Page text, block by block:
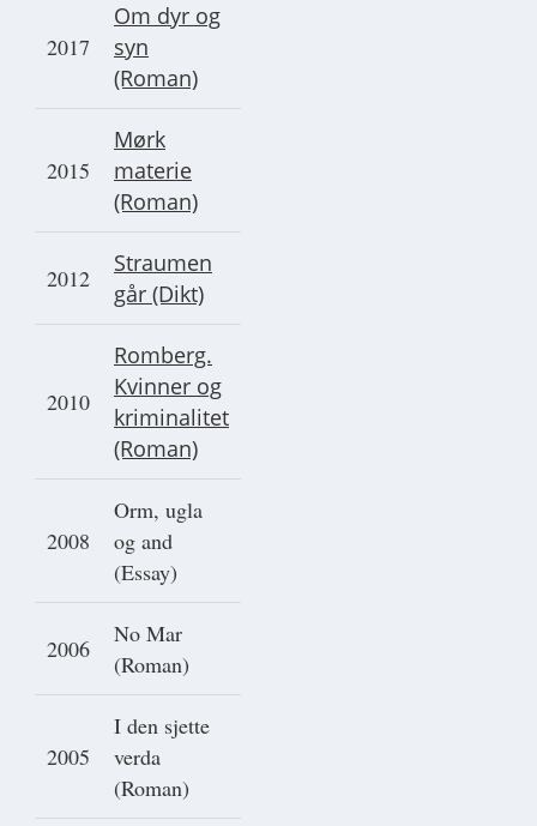
2017
Om dyr og
syn
(Roman)
2015
Mørk
materie
(Roman)
2012
Straumen
går (Dikt)
2010
Romberg.
Kvinner og
kriminalitet
(Roman)
2008
Orm, ugla
og and
(Essay)
2006
No Mar
(Roman)
2005
I den sjette
verda
(Roman)